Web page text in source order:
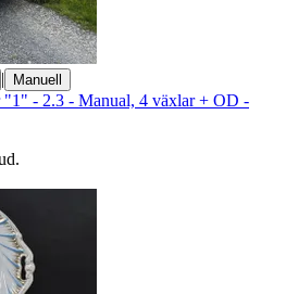
| Manuell
- 2.3 - Manual, 4 växlar + OD -
.